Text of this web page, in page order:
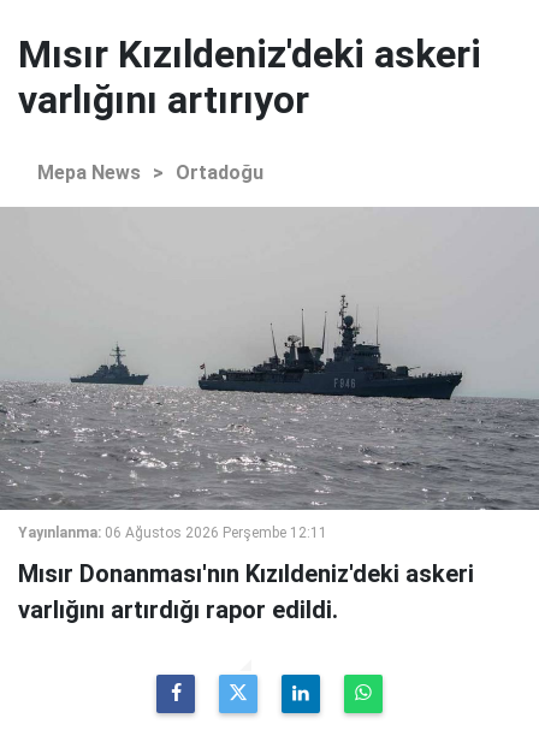
Mısır Kızıldeniz'deki askeri
varlığını artırıyor
Mepa News > Ortadoğu
Yayınlanma: 06 Ağustos 2026 Perşembe 12:11
Mısır Donanması'nın Kızıldeniz'deki askeri
varlığını artırdığı rapor edildi.